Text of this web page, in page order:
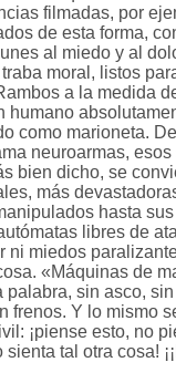
filmadas, por
de esta forma,
al miedo y al
moral, listos
a la medida
humano
como marioneta.
neuroarmas,
bien dicho, se
más
hasta
libres de
ni miedos
«Máquinas de
palabra, sin asco, sin
frenos. Y lo mismo
¡piense esto, no
tal otra cosa!